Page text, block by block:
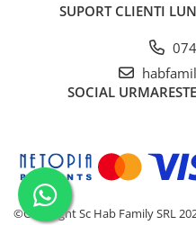
SUPORT CLIENTI
SOCIAL
©Copyright Sc Hab Family SRL